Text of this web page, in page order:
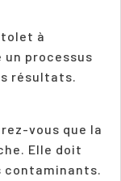
à
processus
résultats.
vous que la
Elle doit
contaminants.